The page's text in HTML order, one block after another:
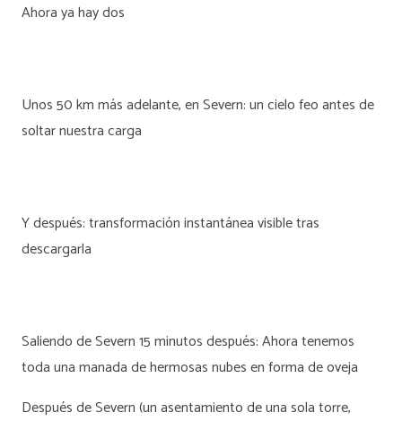
Ahora ya hay dos
Unos 50 km más adelante, en Severn: un cielo feo antes de
soltar nuestra carga
Y después: transformación instantánea visible tras
descargarla
Saliendo de Severn 15 minutos después: Ahora tenemos
toda una manada de hermosas nubes en forma de oveja
Después de Severn (un asentamiento de una sola torre,